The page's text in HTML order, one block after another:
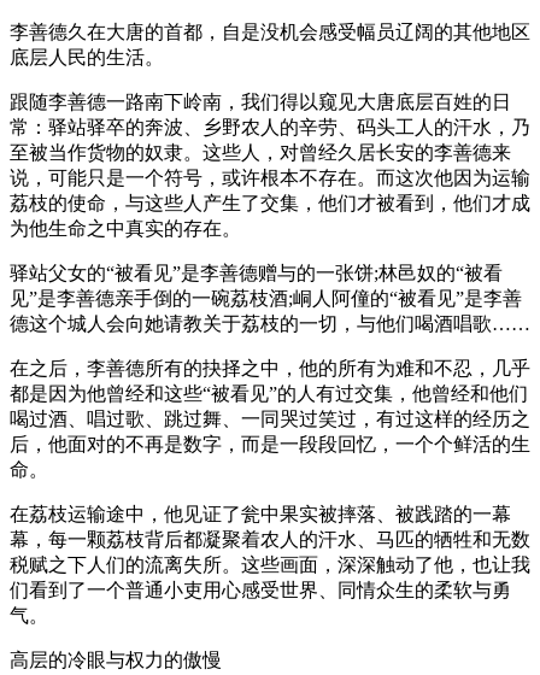
李善德久在大唐的首都，自是没机会感受幅员辽阔的其他地区
底层人民的生活。
跟随李善德一路南下岭南，我们得以窥见大唐底层百姓的日
常：驿站驿卒的奔波、乡野农人的辛劳、码头工人的汗水，乃
至被当作货物的奴隶。这些人，对曾经久居长安的李善德来
说，可能只是一个符号，或许根本不存在。而这次他因为运输
荔枝的使命，与这些人产生了交集，他们才被看到，他们才成
为他生命之中真实的存在。
驿站父女的“被看见”是李善德赠与的一张饼;林邑奴的“被看
见”是李善德亲手倒的一碗荔枝酒;峒人阿僮的“被看见”是李善
德这个城人会向她请教关于荔枝的一切，与他们喝酒唱歌……
在之后，李善德所有的抉择之中，他的所有为难和不忍，几乎
都是因为他曾经和这些“被看见”的人有过交集，他曾经和他们
喝过酒、唱过歌、跳过舞、一同哭过笑过，有过这样的经历之
后，他面对的不再是数字，而是一段段回忆，一个个鲜活的生
命。
在荔枝运输途中，他见证了瓮中果实被摔落、被践踏的一幕
幕，每一颗荔枝背后都凝聚着农人的汗水、马匹的牺牲和无数
税赋之下人们的流离失所。这些画面，深深触动了他，也让我
们看到了一个普通小吏用心感受世界、同情众生的柔软与勇
气。
高层的冷眼与权力的傲慢